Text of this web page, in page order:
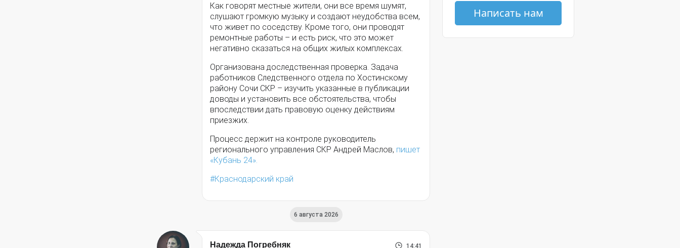
Как говорят местные жители, они все время шумят,
слушают громкую музыку и создают неудобства всем,
что живет по соседству. Кроме того, они проводят
ремонтные работы – и есть риск, что это может
негативно сказаться на общих жилых комплексах.
Организована доследственная проверка. Задача
работников Следственного отдела по Хостинскому
району Сочи СКР – изучить указанные в публикации
доводы и установить все обстоятельства, чтобы
впоследствии дать правовую оценку действиям
приезжих.
Процесс держит на контроле руководитель
регионального управления СКР Андрей Маслов, пишет
«Кубань 24».
Краснодарский край
6 августа 2026
Надежда Погребняк 14:41
Написать нам